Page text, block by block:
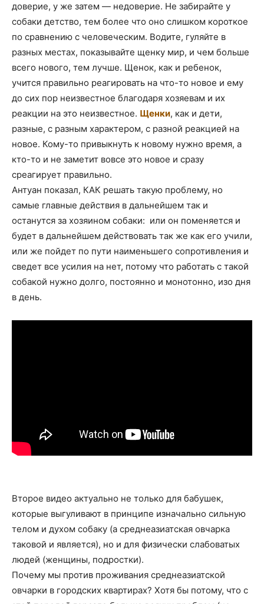
доверие, у же затем — недоверие. Не забирайте у
собаки детство, тем более что оно слишком короткое
по сравнению с человеческим. Водите, гуляйте в
разных местах, показывайте щенку мир, и чем больше
всего нового, тем лучше. Щенок, как и ребенок,
учится правильно реагировать на что-то новое и ему
до сих пор неизвестное благодаря хозяевам и их
реакции на это неизвестное. Щенки, как и дети,
разные, с разным характером, с разной реакцией на
новое. Кому-то привыкнуть к новому нужно время, а
кто-то и не заметит вовсе это новое и сразу
среагирует правильно.
Антуан показал, КАК решать такую проблему, но
самые главные действия в дальнейшем так и
останутся за хозяином собаки: или он поменяется и
будет в дальнейшем действовать так же как его учили,
или же пойдет по пути наименьшего сопротивления и
сведет все усилия на нет, потому что работать с такой
собакой нужно долго, постоянно и монотонно, изо дня
в день.
Второе видео актуально не только для бабушек,
которые выгуливают в принципе изначально сильную
телом и духом собаку (а среднеазиатская овчарка
таковой и является), но и для физически слабоватых
людей (женщины, подростки).
Почему мы против проживания среднеазиатской
овчарки в городских квартирах? Хотя бы потому, что с